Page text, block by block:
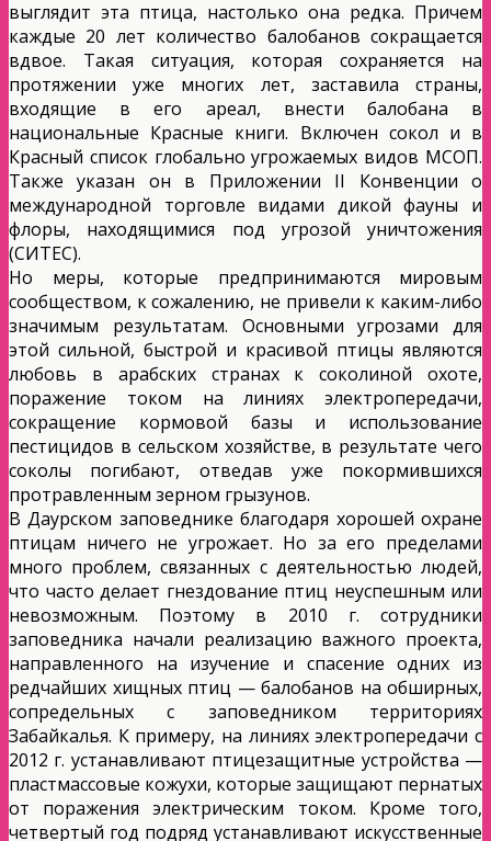
выглядит эта птица, настолько она редка. Причем
каждые 20 лет количество балобанов сокращается
вдвое. Такая ситуация, которая сохраняется на
протяжении уже многих лет, заставила страны,
входящие в его ареал, внести балобана в
национальные Красные книги. Включен сокол и в
Красный список глобально угрожаемых видов МСОП.
Также указан он в Приложении II Конвенции о
международной торговле видами дикой фауны и
флоры, находящимися под угрозой уничтожения
(СИТЕС).
Но меры, которые предпринимаются мировым
сообществом, к сожалению, не привели к каким-либо
значимым результатам. Основными угрозами для
этой сильной, быстрой и красивой птицы являются
любовь в арабских странах к соколиной охоте,
поражение током на линиях электропередачи,
сокращение кормовой базы и использование
пестицидов в сельском хозяйстве, в результате чего
соколы погибают, отведав уже покормившихся
протравленным зерном грызунов.
В Даурском заповеднике благодаря хорошей охране
птицам ничего не угрожает. Но за его пределами
много проблем, связанных с деятельностью людей,
что часто делает гнездование птиц неуспешным или
невозможным. Поэтому в 2010 г. сотрудники
заповедника начали реализацию важного проекта,
направленного на изучение и спасение одних из
редчайших хищных птиц — балобанов на обширных,
сопредельных с заповедником территориях
Забайкалья. К примеру, на линиях электропередачи с
2012 г. устанавливают птицезащитные устройства —
пластмассовые кожухи, которые защищают пернатых
от поражения электрическим током. Кроме того,
четвертый год подряд устанавливают искусственные